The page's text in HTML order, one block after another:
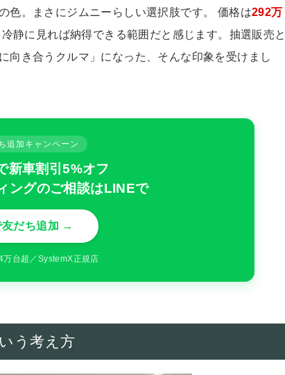
色。まさにジムニーらしい選択肢です。 価格は292万
静に見れば納得できる範囲だと感じます。抽選販売と
向き合うクルマ」になった、そんな印象を受けまし
追加キャンペーン
新車割引5%オフ
ングのご相談はLINEで
友だち追加 →
万台超／SystemX正規店
う考え方